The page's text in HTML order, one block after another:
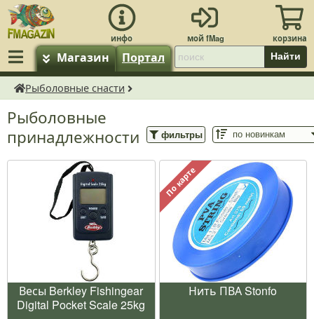
Магазин Портал Найти
fMagazin.ru
Рыболовные снасти
Рыболовные
принадлежности
фильтры
Весы Berkley Fishingear
Digital Pocket Scale 25kg
По карте
Нить ПВА Stonfo